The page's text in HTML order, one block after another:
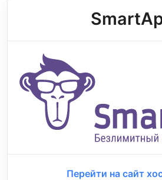
Перейти на сайт